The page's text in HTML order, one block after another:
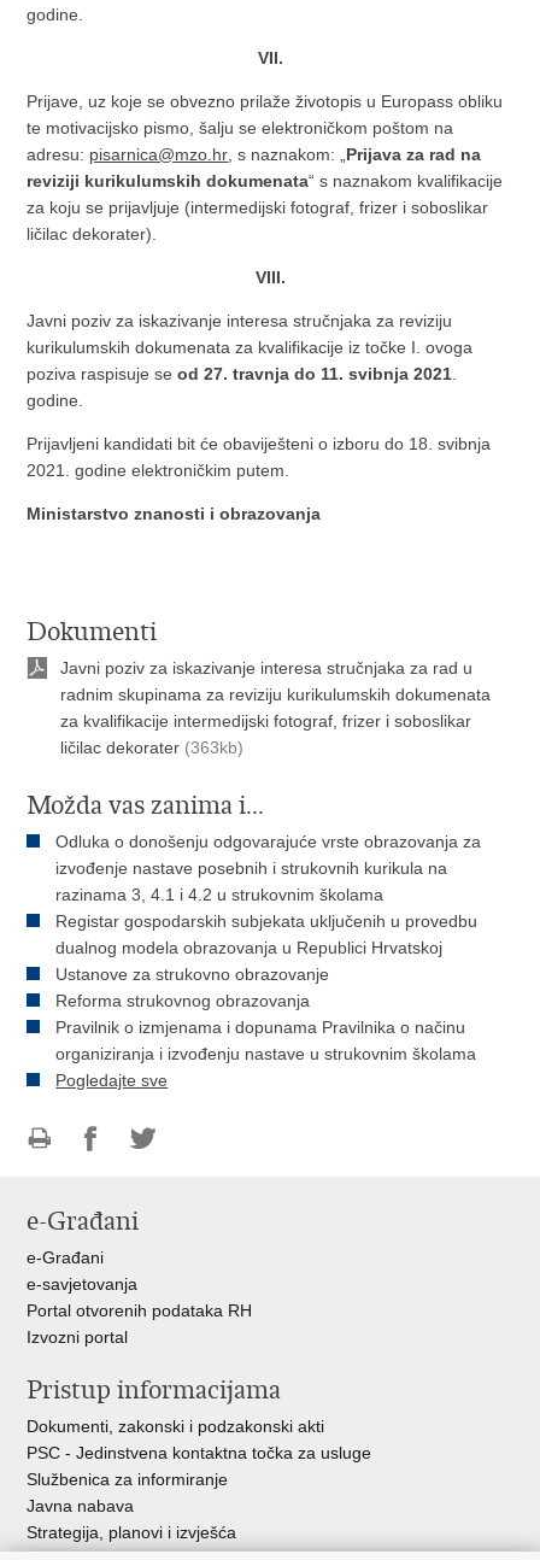
godine.
VII.
Prijave, uz koje se obvezno prilaže životopis u Europass obliku
te motivacijsko pismo, šalju se elektroničkom poštom na
adresu: pisarnica@mzo.hr , s naznakom: „ Prijava za rad na
reviziji kurikulumskih dokumenata“ s naznakom kvalifikacije
za koju se prijavljuje (intermedijski fotograf, frizer i soboslikar
ličilac dekorater).
VIII.
Javni poziv za iskazivanje interesa stručnjaka za reviziju
kurikulumskih dokumenata za kvalifikacije iz točke I. ovoga
poziva raspisuje seod 27. travnja do 11. svibnja 2021
godine.
Prijavljeni kandidati bit će obaviješteni o izboru do 18. svibnja
2021. godine elektroničkim putem.
Ministarstvo znanosti i obrazovanja
Dokumenti
Javni poziv za iskazivanje interesa stručnjaka za rad u
radnim skupinama za reviziju kurikulumskih dokumenata
za kvalifikacije intermedijski fotograf, frizer i soboslikar
ličilac dekorater (363kb)
Možda vas zanima i...
Odluka o donošenju odgovarajuće vrste obrazovanja za
izvođenje nastave posebnih i strukovnih kurikula na
razinama 3, 4.1 i 4.2 u strukovnim školama
Registar gospodarskih subjekata uključenih u provedbu
dualnog modela obrazovanja u Republici Hrvatskoj
Ustanove za strukovno obrazovanje
Reforma strukovnog obrazovanja
Pravilnik o izmjenama i dopunama Pravilnika o načinu
organiziranja i izvođenju nastave u strukovnim školama
Pogledajte sve
FacebookuTwitteru
e-Građani
e-Građani
e-savjetovanja
Portal otvorenih podataka RH
Izvozni portal
Pristup informacijama
Dokumenti, zakonski i podzakonski akti
PSC - Jedinstvena kontaktna točka za usluge
Službenica za informiranje
Javna nabava
Strategija, planovi i izvješća